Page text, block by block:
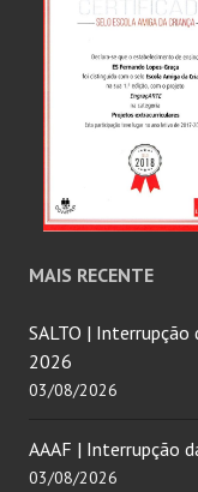
MAIS RECENTE
SALTO |
2026
03/08/2026
AAAF | Interrupção
03/08/2026